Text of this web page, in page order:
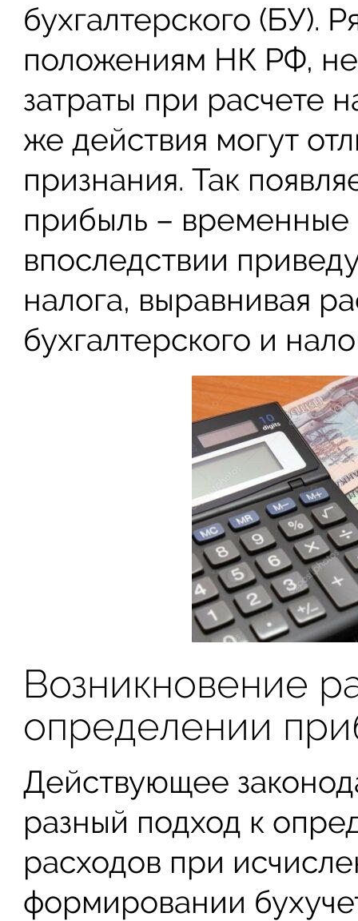
бухгалтерского (БУ).
положениям НК РФ, не
затраты при расчете
же действия могут
признания. Так
прибыль – временные
впоследствии
налога, выравнивая
бухгалтерского и
Возникновение
определении
Действующее
разный подход к
расходов при
формировании